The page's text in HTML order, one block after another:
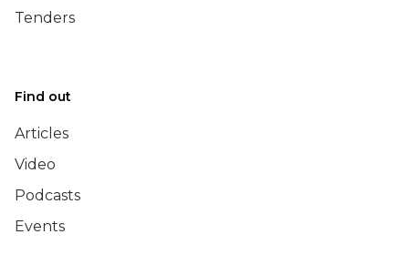
Tenders
Find out
Articles
Video
Podcasts
Events